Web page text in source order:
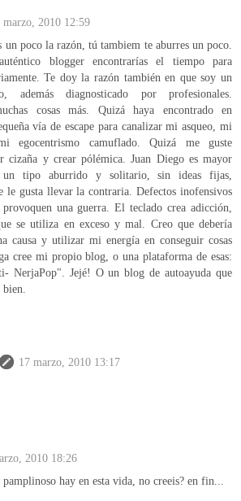
marzo, 2010 12:59
un poco la razón, tú tambiem te aburres un poco.
blogger encontrarías el tiempo para
Te doy la razón también en que soy un
además diagnosticado por profesionales.
cosas más. Quizá haya encontrado en
vía de escape para canalizar mi asqueo, mi
egocentrismo camuflado. Quizá me guste
cizaña y crear pólémica. Juan Diego es mayor
tipo aburrido y solitario, sin ideas fijas,
le gusta llevar la contraria. Defectos inofensivos
una guerra. El teclado crea adicción,
se utiliza en exceso y mal. Creo que debería
causa y utilizar mi energía en conseguir cosas
cree mi propio blog, o una plataforma de esas:
NerjaPop". Jejé! O un blog de autoayuda que
17 marzo, 2010 13:17
2010 18:26
hay en esta vida, no creeis? en fin...